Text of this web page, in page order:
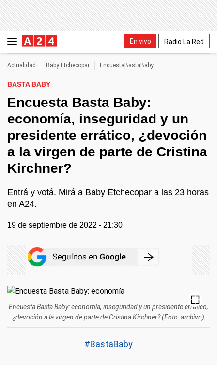
En vivo Radio La Red
Actualidad Baby Etchecopar EncuestaBastaBaby
BASTA BABY
Encuesta Basta Baby:
economía, inseguridad y un
presidente errático, ¿devoción
a la virgen de parte de Cristina
Kirchner?
Entrá y votá. Mirá a Baby Etchecopar a las 23 horas
en A24.
19 de septiembre de 2022 - 21:30
Encuesta Basta Baby: economía, inseguridad y un presidente errático,
¿devoción a la virgen de parte de Cristina Kirchner? (Foto: archivo)
#BastaBaby